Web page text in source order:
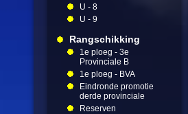
U - 8
U - 9
Rangschikking
1e ploeg - 3e
Provinciale B
1e ploeg - BVA
Eindronde promotie
derde provinciale
Reserven